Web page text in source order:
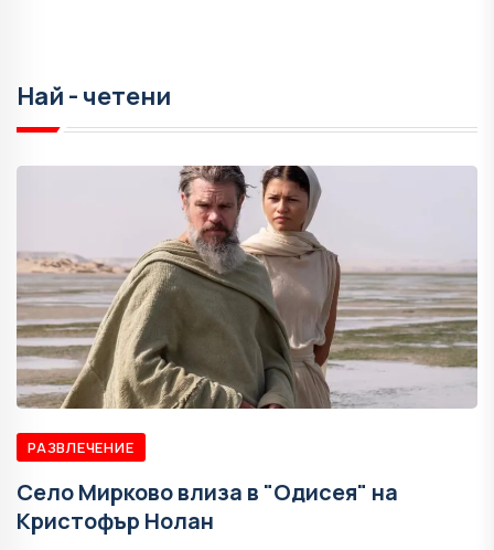
Най - четени
РАЗВЛЕЧЕНИЕ
Село Мирково влиза в "Одисея" на
Кристофър Нолан